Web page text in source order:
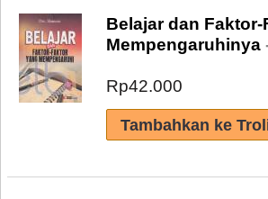
Belajar dan Faktor-
Mempengaruhinya
Rp42.000